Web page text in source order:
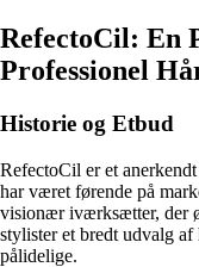
RefectoCil: En
Professionel
Historie og Etbud
RefectoCil er et
har været førende på
visionær iværksætter, der
stylister et bredt udvalg
pålidelige.